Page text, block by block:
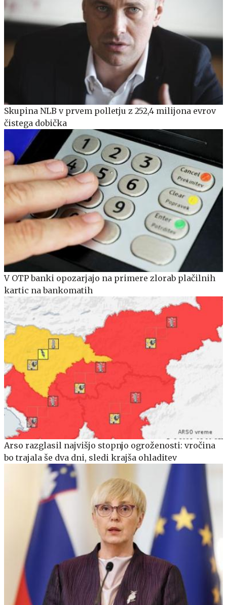
Skupina NLB v prvem polletju z 252,4 milijona evrov
čistega dobička
V OTP banki opozarjajo na primere zlorab plačilnih
kartic na bankomatih
Arso razglasil najvišjo stopnjo ogroženosti: vročina
bo trajala še dva dni, sledi krajša ohladitev